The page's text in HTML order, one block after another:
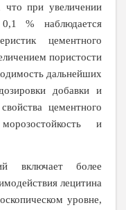
что при увеличении
% наблюдается
цементного
пористости
дальнейших
добавки и
цементного
и
включает более
лецитина
уровне,